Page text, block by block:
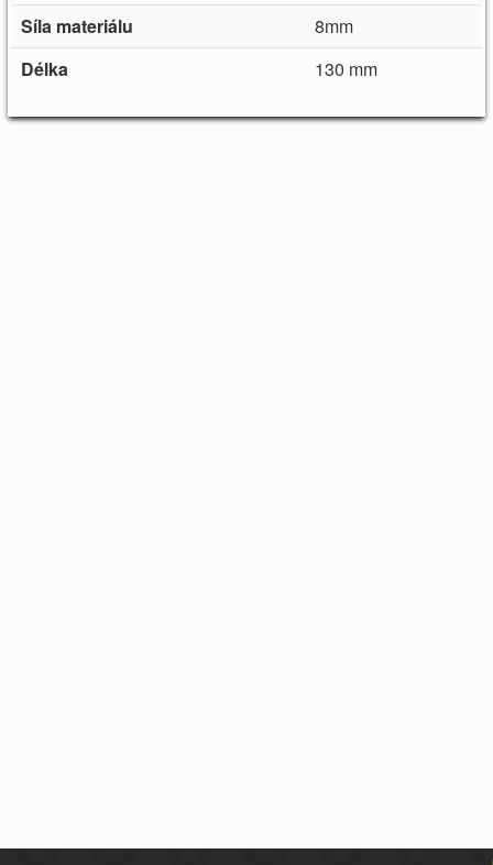
Síla materiálu
8mm
Délka
130 mm